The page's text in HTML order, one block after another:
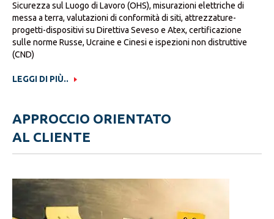
Sicurezza sul Luogo di Lavoro (OHS), misurazioni elettriche di
messa a terra, valutazioni di conformità di siti, attrezzature-
progetti-dispositivi su Direttiva Seveso e Atex, certificazione
sulle norme Russe, Ucraine e Cinesi e ispezioni non distruttive
(CND)
LEGGI DI PIÙ..
APPROCCIO ORIENTATO
AL CLIENTE